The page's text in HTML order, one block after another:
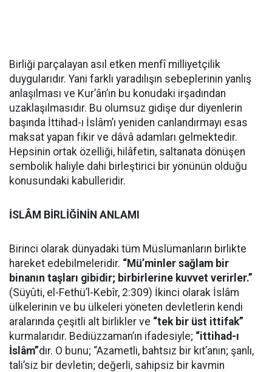
Birliği parçalayan asıl etken menfî milliyetçilik
duygularıdır. Yani farklı yaradılışın sebeplerinin yanlış
anlaşılması ve Kur’ân’ın bu konudaki irşadından
uzaklaşılmasıdır. Bu olumsuz gidişe dur diyenlerin
başında İttihad-ı İslâm’ı yeniden canlandırmayı esas
maksat yapan fikir ve dâvâ adamları gelmektedir.
Hepsinin ortak özelliği, hilâfetin, saltanata dönüşen
sembolik haliyle dahi birleştirici bir yönünün olduğu
konusundaki kabulleridir.
İSLÂM BİRLİĞİNİN ANLAMI
Birinci olarak dünyadaki tüm Müslümanların birlikte
hareket edebilmeleridir. “Mü’minler sağlam bir
binanın taşları gibidir; birbirlerine kuvvet verirler.”
(Süyûti, el-Fethü’l-Kebîr, 2:309) İkinci olarak İslâm
ülkelerinin ve bu ülkeleri yöneten devletlerin kendi
aralarında çeşitli alt birlikler ve “tek bir üst ittifak”
kurmalarıdır. Bediüzzaman’ın ifadesiyle; “ittihad-ı
İslâm”dır. O bunu; “Azametli, bahtsız bir kıt’anın; şanlı,
tali’siz bir devletin; değerli, sahipsiz bir kavmin